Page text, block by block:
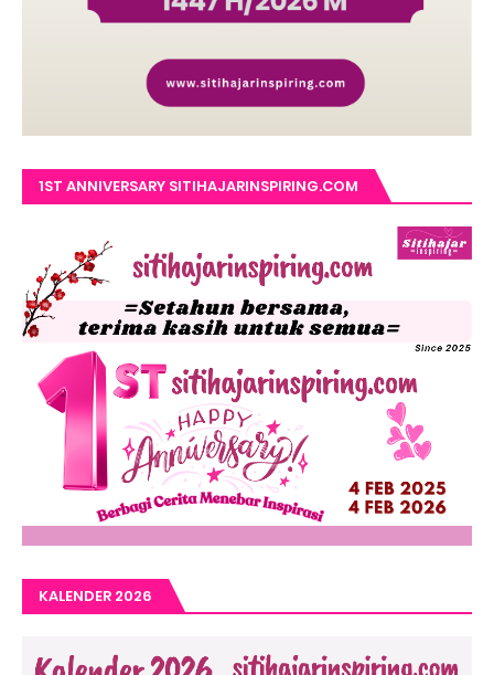
1ST ANNIVERSARY SITIHAJARINSPIRING.COM
KALENDER 2026